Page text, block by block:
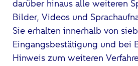
darüber hinaus alle weiteren
Bilder, Videos und
Sie erhalten innerhalb von
Eingangsbestätigung und bei
Hinweis zum weiteren